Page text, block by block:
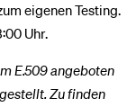
eigenen Testing.
Uhr.
E.509 angeboten
Zu finden